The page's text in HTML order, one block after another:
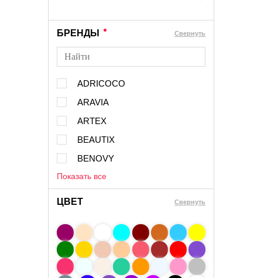
БРЕНДЫ Cвернуть
ADRICOCO
ARAVIA
ARTEX
BEAUTIX
BENOVY
Показать все
ЦВЕТ Свернуть